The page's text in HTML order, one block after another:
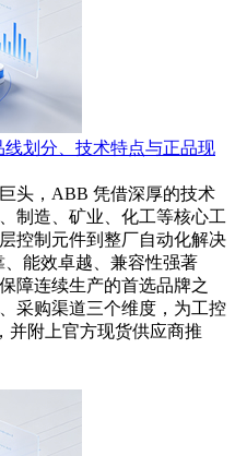
划分、技术特点与正品现
头，ABB 凭借深厚的技术
制造、矿业、化工等核心工
控制元件到整厂自动化解决
能效卓越、兼容性强著
障连续生产的首选品牌之
采购渠道三个维度，为工控
并附上官方现货供应商推